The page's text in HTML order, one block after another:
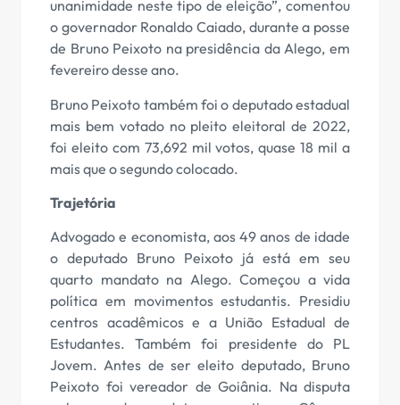
unanimidade neste tipo de eleição”, comentou
o governador Ronaldo Caiado, durante a posse
de Bruno Peixoto na presidência da Alego, em
fevereiro desse ano.
Bruno Peixoto também foi o deputado estadual
mais bem votado no pleito eleitoral de 2022,
foi eleito com 73,692 mil votos, quase 18 mil a
mais que o segundo colocado.
Trajetória
Advogado e economista, aos 49 anos de idade
o deputado Bruno Peixoto já está em seu
quarto mandato na Alego. Começou a vida
política em movimentos estudantis. Presidiu
centros acadêmicos e a União Estadual de
Estudantes. Também foi presidente do PL
Jovem. Antes de ser eleito deputado, Bruno
Peixoto foi vereador de Goiânia. Na disputa